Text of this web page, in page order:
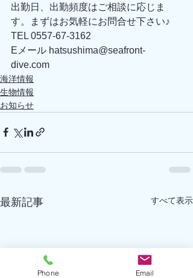
出勤日、出勤頻度はご相談に応じま
す。まずはお気軽にお問合せ下さい♪
TEL 0557-67-3162
Eメール hatsushima@seafront-
dive.com
海洋情報
生物情報
お知らせ
最新記事 すべて表示
Phone Email